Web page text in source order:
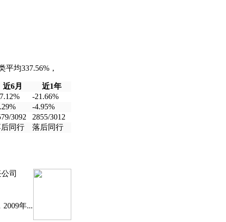
均337.56%，
近6月
近1年
-21.66%
-4.95%
3092
2855/3012
同行
落后同行
司
年...